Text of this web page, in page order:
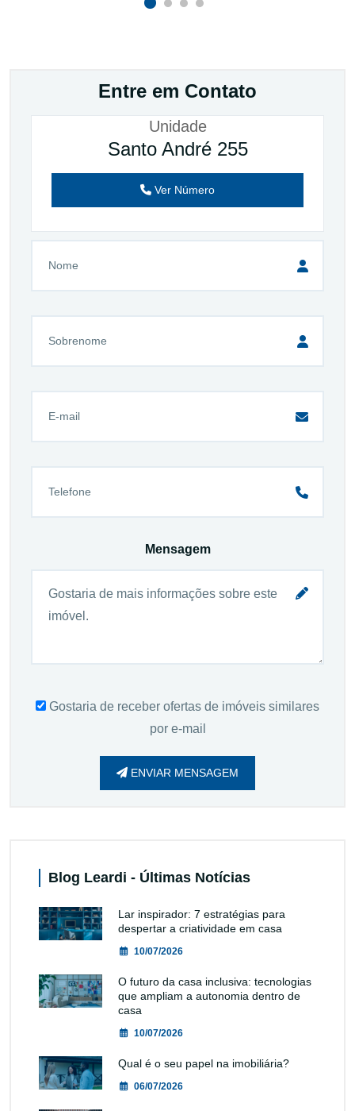
Entre em Contato
Unidade
Santo André 255
Ver Número
Mensagem
Gostaria de receber ofertas de imóveis similares
por e-mail
ENVIAR MENSAGEM
Blog Leardi - Últimas Notícias
Lar inspirador: 7 estratégias para
despertar a criatividade em casa
10/07/2026
O futuro da casa inclusiva: tecnologias
que ampliam a autonomia dentro de
casa
10/07/2026
Qual é o seu papel na imobiliária?
06/07/2026